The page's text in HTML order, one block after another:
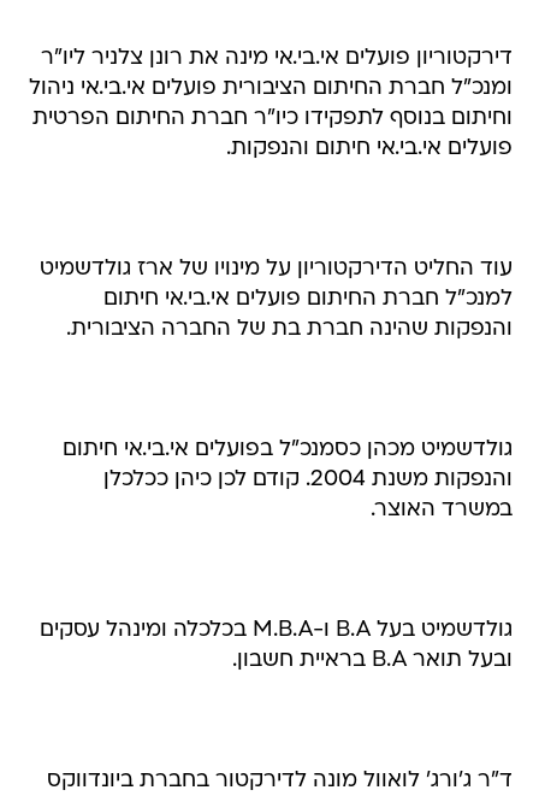
דירקטוריון פועלים אי.בי.אי מינה את רונן צלניר ליו"ר
ומנכ"ל חברת החיתום הציבורית פועלים אי.בי.אי ניהול
וחיתום בנוסף לתפקידו כיו"ר חברת החיתום הפרטית
פועלים אי.בי.אי חיתום והנפקות.
עוד החליט הדירקטוריון על מינויו של ארז גולדשמיט
למנכ"ל חברת החיתום פועלים אי.בי.אי חיתום
והנפקות שהינה חברת בת של החברה הציבורית.
גולדשמיט מכהן כסמנכ"ל בפועלים אי.בי.אי חיתום
והנפקות משנת 2004. קודם לכן כיהן ככלכלן
במשרד האוצר.
גולדשמיט בעל B.A ו-M.B.A בכלכלה ומינהל עסקים
ובעל תואר B.A בראיית חשבון.
ד"ר ג’ורג’ לואוול מונה לדירקטור בחברת ביונדווקס